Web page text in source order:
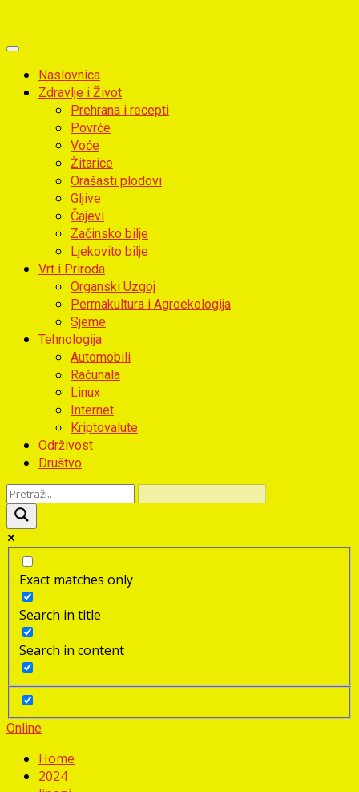
Primary
MenuNaslovnica
Zdravlje i Život
Prehrana i recepti
Povrće
Voće
Žitarice
Orašasti plodovi
Gljive
Čajevi
Začinsko bilje
Ljekovito bilje
Vrt i Priroda
Organski Uzgoj
Permakultura i Agroekologija
Sjeme
Tehnologija
Automobili
Računala
Linux
Internet
Kriptovalute
Održivost
Društvo
Exact matches only
Search in title
Search in content
Online
Home
2024